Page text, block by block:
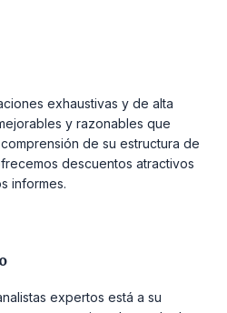
exhaustivas y de alta
y razonables que
de su estructura de
descuentos atractivos
informes.
expertos está a su